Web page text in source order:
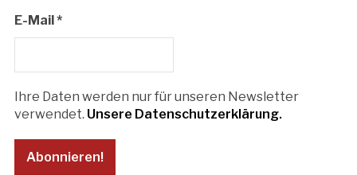
E-Mail*
Ihre Daten werden nur für unseren Newsletter
verwendet. Unsere Datenschutzerklärung.